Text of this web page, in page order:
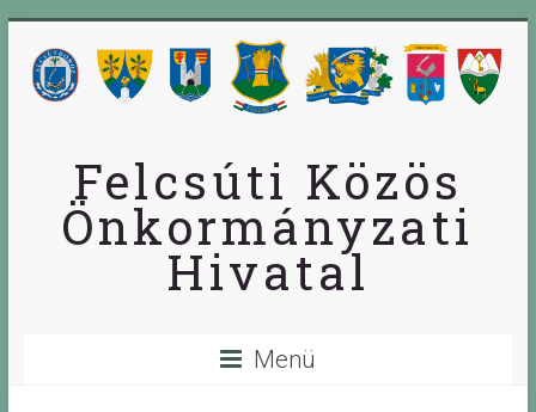
Felcsúti Közös
Önkormányzati
Hivatal
Menü